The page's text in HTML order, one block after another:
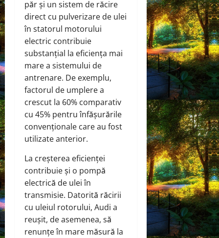
păr și un sistem de răcire
direct cu pulverizare de ulei
în statorul motorului
electric contribuie
substanțial la eficiența mai
mare a sistemului de
antrenare. De exemplu,
factorul de umplere a
crescut la 60% comparativ
cu 45% pentru înfășurările
convenționale care au fost
utilizate anterior.
La creșterea eficienței
contribuie și o pompă
electrică de ulei în
transmisie. Datorită răcirii
cu uleiul rotorului, Audi a
reușit, de asemenea, să
renunțe în mare măsură la